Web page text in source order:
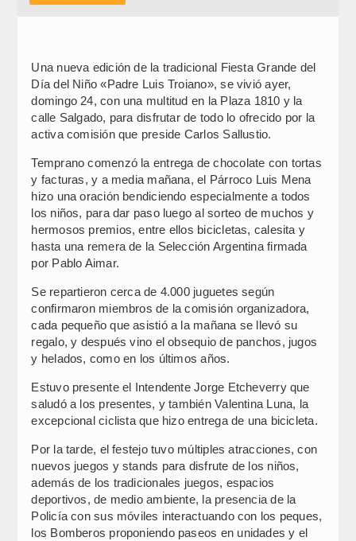
Una nueva edición de la tradicional Fiesta Grande del
Día del Niño «Padre Luis Troiano», se vivió ayer,
domingo 24, con una multitud en la Plaza 1810 y la
calle Salgado, para disfrutar de todo lo ofrecido por la
activa comisión que preside Carlos Sallustio.
Temprano comenzó la entrega de chocolate con tortas
y facturas, y a media mañana, el Párroco Luis Mena
hizo una oración bendiciendo especialmente a todos
los niños, para dar paso luego al sorteo de muchos y
hermosos premios, entre ellos bicicletas, calesita y
hasta una remera de la Selección Argentina firmada
por Pablo Aimar.
Se repartieron cerca de 4.000 juguetes según
confirmaron miembros de la comisión organizadora,
cada pequeño que asistió a la mañana se llevó su
regalo, y después vino el obsequio de panchos, jugos
y helados, como en los últimos años.
Estuvo presente el Intendente Jorge Etcheverry que
saludó a los presentes, y también Valentina Luna, la
excepcional ciclista que hizo entrega de una bicicleta.
Por la tarde, el festejo tuvo múltiples atracciones, con
nuevos juegos y stands para disfrute de los niños,
además de los tradicionales juegos, espacios
deportivos, de medio ambiente, la presencia de la
Policía con sus móviles interactuando con los peques,
los Bomberos proponiendo paseos en unidades y el